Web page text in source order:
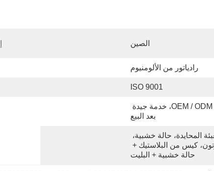
الصين
رادياتور من الألومنيوم
ISO 9001
بعد البيع
حالة خشبية + البليت